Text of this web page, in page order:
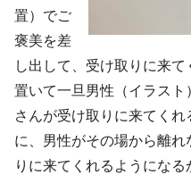
置）でご
褒美を差
し出して、受け取りに来
置いて一旦男性（イラス
さんが受け取りに来てく
に、男性がその場から離
りに来てくれるようにな